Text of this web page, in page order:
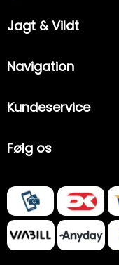
Jagt & Vildt
Navigation
Kundeservice
Følg os